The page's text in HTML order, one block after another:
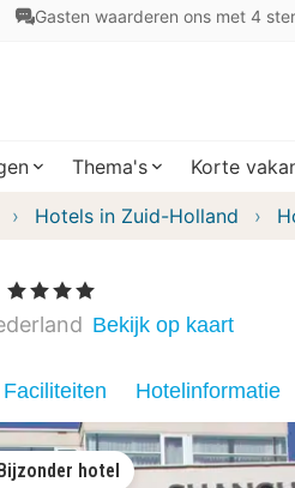
Gasten waarderen ons met 4
Thema's Korte
Hotels in Zuid-Holland
, 4 Sterren
Bekijk op kaart
Faciliteiten Hotelinformatie
hotel